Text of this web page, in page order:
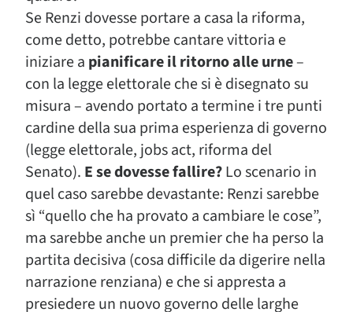
Se Renzi dovesse portare a casa la riforma,
come detto, potrebbe cantare vittoria e
iniziare a pianificare il ritorno alle urne–
con la legge elettorale che si è disegnato su
misura – avendo portato a termine i tre punti
cardine della sua prima esperienza di governo
(legge elettorale, jobs act, riforma del
Senato). E se dovesse fallire?Lo scenario in
quel caso sarebbe devastante: Renzi sarebbe
sì “quello che ha provato a cambiare le cose”,
ma sarebbe anche un premier che ha perso la
partita decisiva (cosa difficile da digerire nella
narrazione renziana) e che si appresta a
presiedere un nuovo governo delle larghe